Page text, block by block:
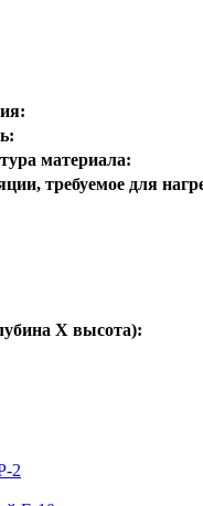
материала:
требуемое для
Х высота):
2